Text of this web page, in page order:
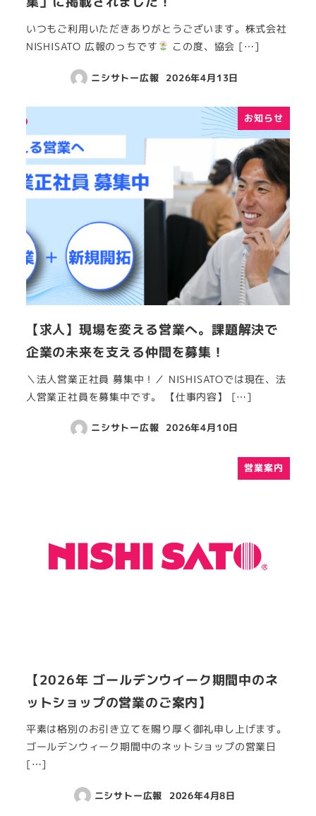
いつもご利用いただきありがとうございます。株式会社
NISHISATO 広報のっちです
この度、協会 […]
ニシサトー広報 2026年4月13日
お知らせ
【求人】現場を変える営業へ。課題解決で
企業の未来を支える仲間を募集！
＼法人営業正社員 募集中！／ NISHISATOでは現在、法
人営業正社員を募集中です。 【仕事内容】 […]
ニシサトー広報 2026年4月10日
営業案内
【2026年 ゴールデンウイーク期間中のネ
ットショップの営業のご案内】
平素は格別のお引き立てを賜り厚く御礼申し上げます。
ゴールデンウィーク期間中のネットショップの営業日
[…]
ニシサトー広報 2026年4月8日